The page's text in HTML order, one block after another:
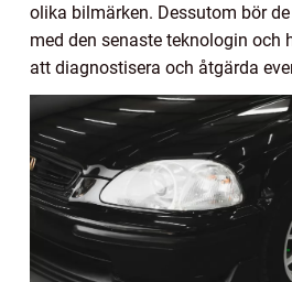
olika bilmärken. Dessutom bör
med den senaste teknologin och
att diagnostisera och åtgärda